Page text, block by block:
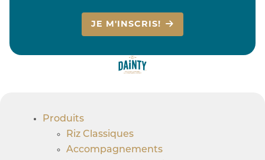
JE M'INSCRIS!
Produits
Riz Classiques
Accompagnements